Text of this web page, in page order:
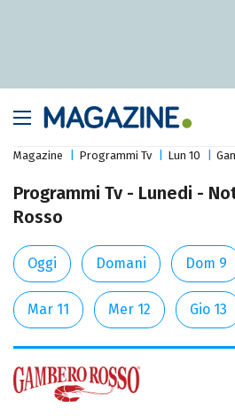
Magazine Programmi Tv Lun 10
Programmi Tv - Lunedi -
Rosso
Oggi Domani Dom 9
Mar 11 Mer 12 Gio 13